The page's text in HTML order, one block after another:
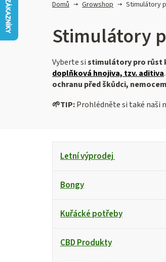
Domů Growshop Stimulátory
Stimulátory
Vyberte sistimulátory pro růst
doplňková hnojiva, tzv. aditiva
ochranu před škůdci,
🌱TIP:Prohlédněte si také naši
P
a
kategorie
KLetní výprodej
Bongy
Kuřácké potřeby
CBD Produkty